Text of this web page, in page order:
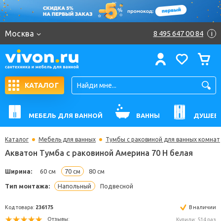
Москва 8 495 647 00 84 i
КАТАЛОГ
МЕБЕЛЬ ДЛЯ ВАННОЙ ВАННЫ
Каталог Мебель для ванных Тумбы с раковиной для ванных комнат
Акватон Тумба с раковиной Америна 70 Н белая
Ширина: 60 см 70 см 80 см
Тип монтажа: